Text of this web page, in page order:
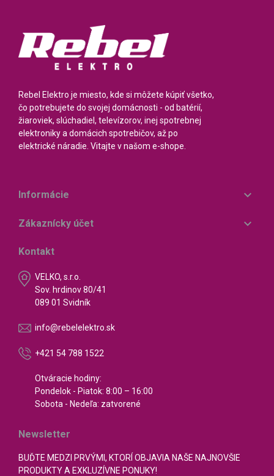
Rebel Elektro je miesto, kde si môžete kúpiť všetko,
čo potrebujete do svojej domácnosti - od batérií,
žiaroviek, slúchadiel, televízorov, inej spotrebnej
elektroniky a domácich spotrebičov, až po
elektrické náradie. Vitajte v našom e-shope.
Informácie 
Zákaznícky účet 
Kontakt
VELKO, s.r.o.
Sov. hrdinov 80/41
089 01 Svidník
info@rebelelektro.sk
+421 54 788 1522
Otváracie hodiny:
Pondelok - Piatok: 8:00 – 16:00
Sobota - Nedeľa: zatvorené
Newsletter
BUĎTE MEDZI PRVÝMI, KTORÍ OBJAVIA NAŠE NAJNOVŠIE
PRODUKTY A EXKLUZÍVNE PONUKY!